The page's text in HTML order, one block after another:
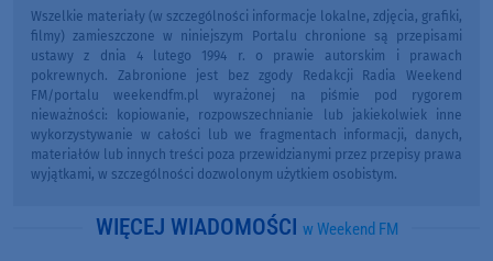
Wszelkie materiały (w szczególności informacje lokalne, zdjęcia, grafiki,
filmy) zamieszczone w niniejszym Portalu chronione są przepisami
ustawy z dnia 4 lutego 1994 r. o prawie autorskim i prawach
pokrewnych. Zabronione jest bez zgody Redakcji Radia Weekend
FM/portalu weekendfm.pl wyrażonej na piśmie pod rygorem
nieważności: kopiowanie, rozpowszechnianie lub jakiekolwiek inne
wykorzystywanie w całości lub we fragmentach informacji, danych,
materiałów lub innych treści poza przewidzianymi przez przepisy prawa
wyjątkami, w szczególności dozwolonym użytkiem osobistym.
WIĘCEJ WIADOMOŚCI w Weekend FM